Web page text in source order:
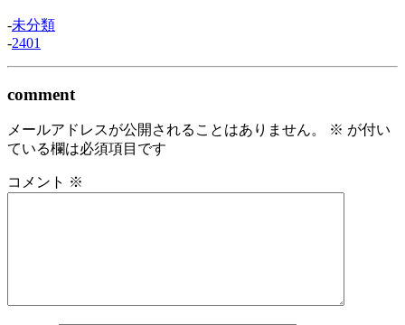
-未分類
-2401
comment
メールアドレスが公開されることはありません。 ※ が付い
ている欄は必須項目です
コメント ※